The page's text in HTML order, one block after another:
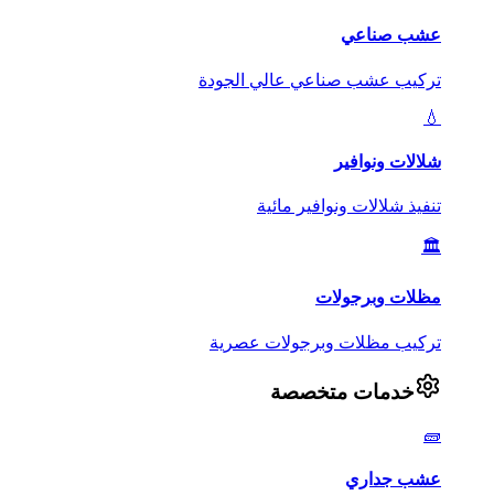
عشب صناعي
تركيب عشب صناعي عالي الجودة
💧
شلالات ونوافير
تنفيذ شلالات ونوافير مائية
🏛️
مظلات وبرجولات
تركيب مظلات وبرجولات عصرية
خدمات متخصصة
🧱
عشب جداري